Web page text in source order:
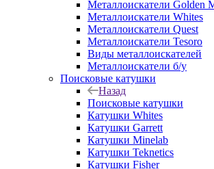
Металлоискатели Golden
Металлоискатели Whites
Металлоискатели Quest
Металлоискатели Tesoro
Виды металлоискателей
Металлоискатели б/у
Поисковые катушки
Назад
Поисковые катушки
Катушки Whites
Катушки Garrett
Катушки Minelab
Катушки Teknetics
Катушки Fisher